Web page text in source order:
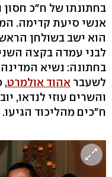
בחתונתו של ח"כ חסון
אנשי סיעת קדימה.
הוא ישב בשולחן
לבני עמדה בקצה
בחתונה: נשיא המדינה
לשעבר אהוד אולמרט,
והשרים עוזי לנדאו,
ח"כים מהליכוד הגיעו.